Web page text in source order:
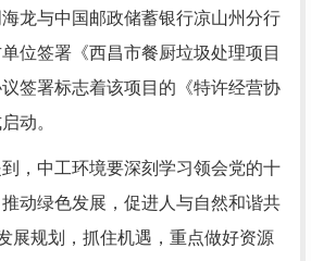
龙与中国邮政储蓄银行凉山州分行
位签署《西昌市餐厨垃圾处理项目
签署标志着该项目的《特许经营协
动。
，中工环境要深刻学习领会党的十
动绿色发展，促进人与自然和谐共
展规划，抓住机遇，重点做好资源